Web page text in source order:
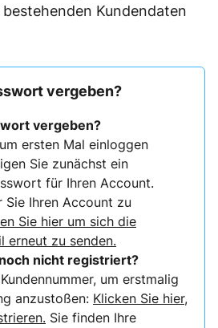
Kundendaten
vergeben?
vergeben?
ersten Mal einloggen
Sie zunächst ein
für Ihren Account.
Ihren Account zu
Sie hier um sich die
erneut zu senden.
nicht registriert?
um erstmalig
anzustoßen: Klicken Sie hier,
Sie finden Ihre